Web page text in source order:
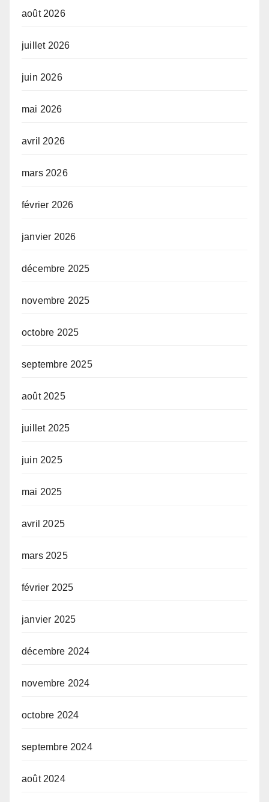
août 2026
juillet 2026
juin 2026
mai 2026
avril 2026
mars 2026
février 2026
janvier 2026
décembre 2025
novembre 2025
octobre 2025
septembre 2025
août 2025
juillet 2025
juin 2025
mai 2025
avril 2025
mars 2025
février 2025
janvier 2025
décembre 2024
novembre 2024
octobre 2024
septembre 2024
août 2024